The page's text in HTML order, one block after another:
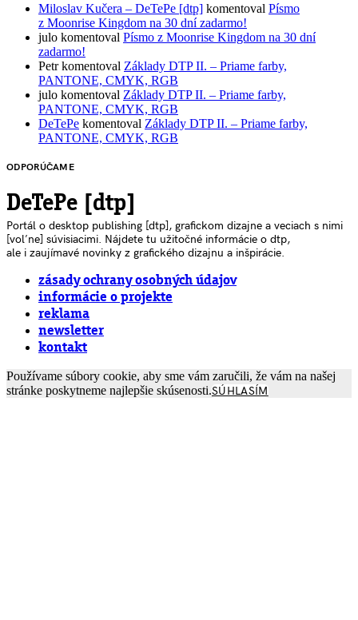
Miloslav Kučera – DeTePe [dtp] komentoval Písmo
z Moonrise Kingdom na 30 dní zadarmo!
julo komentoval Písmo z Moonrise Kingdom na 30 dní
zadarmo!
Petrkomentoval Základy DTP II. – Priame farby,
PANTONE, CMYK, RGB
julo komentoval Základy DTP II. – Priame farby,
PANTONE, CMYK, RGB
DeTePe komentoval Základy DTP II. – Priame farby,
PANTONE, CMYK, RGB
ODPORÚČAME
DeTePe [dtp]
Portál o desktop publishing [dtp], grafickom dizajne a veciach s nimi
[voľne] súvisiacimi. Nájdete tu užitočné informácie o dtp,
ale i zaujímavé novinky z grafického dizajnu a inšpirácie.
zásady ochrany osobných údajov
informácie o projekte
reklama
newsletter
kontakt
Používame súbory cookie, aby sme vám zaručili, že vám na našej
stránke poskytneme najlepšie skúsenosti.SÚHLASÍM